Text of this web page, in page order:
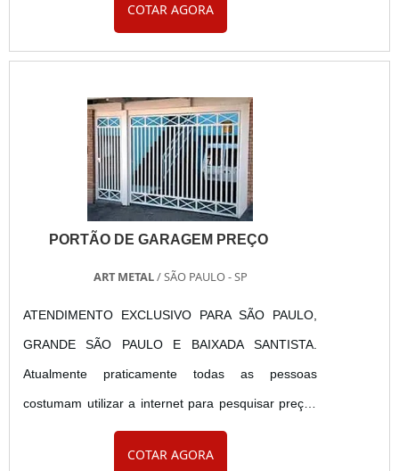
grande vida útil, se tornando perfeito para inúmeras
fazem um dos produtos mais requisitados do
mercado, como por exemp...
COTAR AGORA
PORTÃO DE GARAGEM PREÇO
ART METAL/ SÃO PAULO - SP
ATENDIMENTO EXCLUSIVO PARA SÃO PAULO,
GRANDE SÃO PAULO E BAIXADA SANTISTA.
Atualmente praticamente todas as pessoas
costumam utilizar a internet para pesquisar preços
antes de adquirir ou encomendar um produto ou
serviço e no segmento de portões não é diferente.
COTAR AGORA